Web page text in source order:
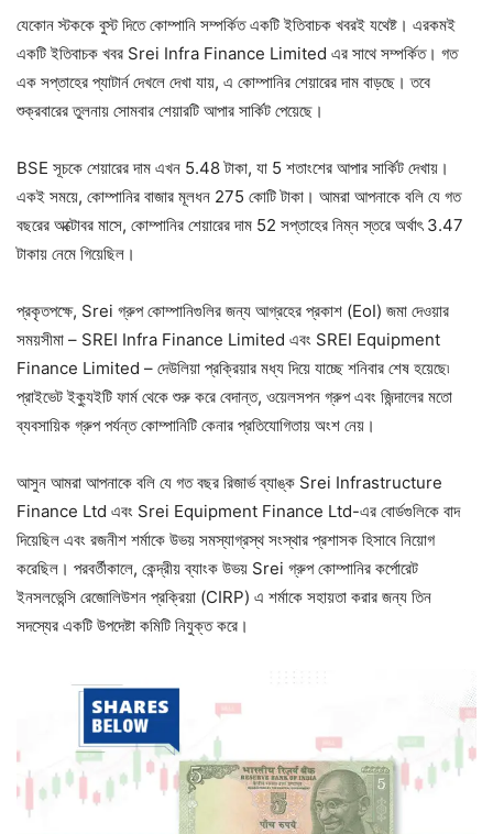
যেকোন স্টককে বুস্ট দিতে কোম্পানি সম্পর্কিত একটি ইতিবাচক খবরই যথেষ্ট। এরকমই
একটি ইতিবাচক খবর Srei Infra Finance Limited এর সাথে সম্পর্কিত। গত
এক সপ্তাহের প্যাটার্ন দেখলে দেখা যায়, এ কোম্পানির শেয়ারের দাম বাড়ছে। তবে
শুক্রবারের তুলনায় সোমবার শেয়ারটি আপার সার্কিট পেয়েছে।
BSE সূচকে শেয়ারের দাম এখন 5.48 টাকা, যা 5 শতাংশের আপার সার্কিট দেখায়।
একই সময়ে, কোম্পানির বাজার মূলধন 275 কোটি টাকা। আমরা আপনাকে বলি যে গত
বছরের অক্টোবর মাসে, কোম্পানির শেয়ারের দাম 52 সপ্তাহের নিম্ন স্তরে অর্থাৎ 3.47
টাকায় নেমে গিয়েছিল।
প্রকৃতপক্ষে, Srei গ্রুপ কোম্পানিগুলির জন্য আগ্রহের প্রকাশ (EoI) জমা দেওয়ার
সময়সীমা – SREI Infra Finance Limited এবং SREI Equipment
Finance Limited – দেউলিয়া প্রক্রিয়ার মধ্য দিয়ে যাচ্ছে শনিবার শেষ হয়েছে৷
প্রাইভেট ইক্যুইটি ফার্ম থেকে শুরু করে বেদান্ত, ওয়েলসপন গ্রুপ এবং জিন্দালের মতো
ব্যবসায়িক গ্রুপ পর্যন্ত কোম্পানিটি কেনার প্রতিযোগিতায় অংশ নেয়।
আসুন আমরা আপনাকে বলি যে গত বছর রিজার্ভ ব্যাঙ্ক Srei Infrastructure
Finance Ltd এবং Srei Equipment Finance Ltd-এর বোর্ডগুলিকে বাদ
দিয়েছিল এবং রজনীশ শর্মাকে উভয় সমস্যাগ্রস্থ সংস্থার প্রশাসক হিসাবে নিয়োগ
করেছিল। পরবর্তীকালে, কেন্দ্রীয় ব্যাংক উভয় Srei গ্রুপ কোম্পানির কর্পোরেট
ইনসলভেন্সি রেজোলিউশন প্রক্রিয়া (CIRP) এ শর্মাকে সহায়তা করার জন্য তিন
সদস্যের একটি উপদেষ্টা কমিটি নিযুক্ত করে।